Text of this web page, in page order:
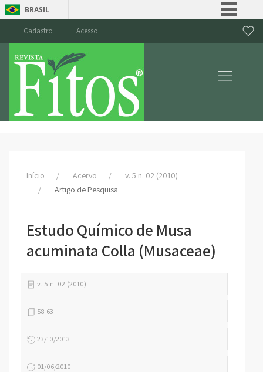
BRASIL
Canais
Cadastro Acesso
Início Acervo
v. 5 n. 02 (2010)
Artigo de Pesquisa
Estudo Químico de Musa
acuminata Colla (Musaceae)
v. 5 n. 02 (2010)
58-63
23/10/2013
01/06/2010